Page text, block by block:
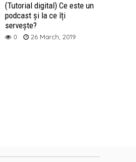
(Tutorial digital) Ce este un
podcast și la ce îți
servește?
0 26 March, 2019